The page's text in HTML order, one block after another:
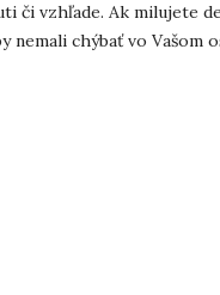
či vzhľade. Ak milujete
nemali chýbať vo Vašom